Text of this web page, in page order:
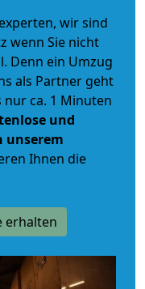
wir sind
wenn Sie nicht
Denn ein Umzug
als Partner geht
nur ca. 1 Minuten
und
unserem
Ihnen die
erhalten